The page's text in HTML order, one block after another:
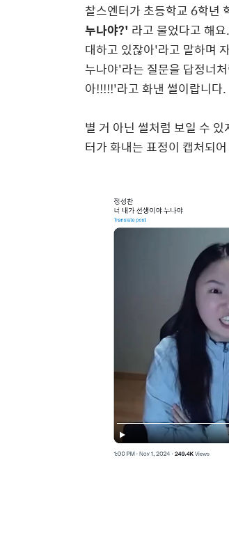
찰스엔터가 초등학교 6학년
누나야?' 라고 물었다고 해
대하고 있잖아'라고 말하며
누나야'라는 질문을 답정너
아!!!!!'라고 화낸 썰이랍니다.
별 거 아닌 썰처럼 보일 수
터가 화내는 표정이 캡처되